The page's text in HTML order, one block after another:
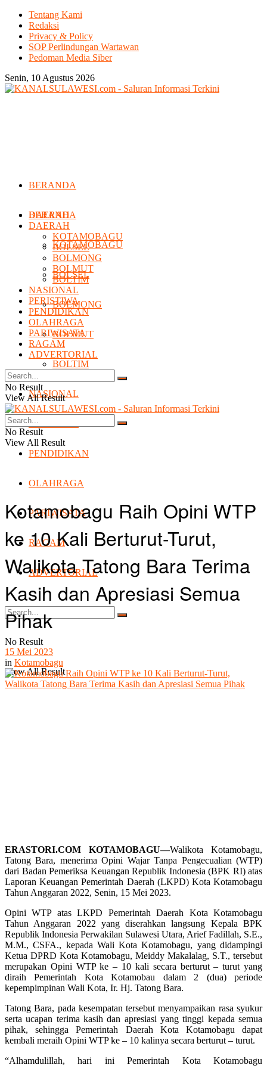
Tentang Kami
Redaksi
Privacy & Policy
SOP Perlindungan Wartawan
Pedoman Media Siber
Senin, 10 Agustus 2026
BERANDA
DAERAH
KOTAMOBAGU
BOLSEL
BOLMONG
BOLMUT
BOLTIM
NASIONAL
PERISTIWA
PENDIDIKAN
OLAHRAGA
PARIWISATA
RAGAM
ADVERTORIAL
No Result
View All Result
BERANDA
DAERAH
KOTAMOBAGU
BOLSEL
BOLMONG
BOLMUT
BOLTIM
NASIONAL
PERISTIWA
PENDIDIKAN
OLAHRAGA
PARIWISATA
RAGAM
ADVERTORIAL
No Result
View All Result
No Result
View All Result
Kotamobagu Raih Opini WTP
ke 10 Kali Berturut-Turut,
Walikota Tatong Bara Terima
Kasih dan Apresiasi Semua
Pihak
15 Mei 2023
in Kotamobagu
ERASTORI.COM KOTAMOBAGU—Walikota Kotamobagu,
Tatong Bara, menerima Opini Wajar Tanpa Pengecualian (WTP)
dari Badan Pemeriksa Keuangan Republik Indonesia (BPK RI) atas
Laporan Keuangan Pemerintah Daerah (LKPD) Kota Kotamobagu
Tahun Anggaran 2022, Senin, 15 Mei 2023.
Opini WTP atas LKPD Pemerintah Daerah Kota Kotamobagu
Tahun Anggaran 2022 yang diserahkan langsung Kepala BPK
Republik Indonesia Perwakilan Sulawesi Utara, Arief Fadillah, S.E.,
M.M., CSFA., kepada Wali Kota Kotamobagu, yang didampingi
Ketua DPRD Kota Kotamobagu, Meiddy Makalalag, S.T., tersebut
merupakan Opini WTP ke – 10 kali secara berturut – turut yang
diraih Pemerintah Kota Kotamobau dalam 2 (dua) periode
kepempimpinan Wali Kota, Ir. Hj. Tatong Bara.
Tatong Bara, pada kesempatan tersebut menyampaikan rasa syukur
serta ucapan terima kasih dan apresiasi yang tinggi kepada semua
pihak, sehingga Pemerintah Daerah Kota Kotamobagu dapat
kembali meraih Opini WTP ke – 10 kalinya secara berturut – turut.
“Alhamdulillah, hari ini Pemerintah Kota Kotamobagu